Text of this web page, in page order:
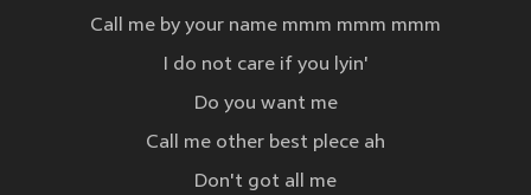
Call me by your name mmm mmm mmm
I do not care if you lyin'
Do you want me
Call me other best plece ah
Don't got all me